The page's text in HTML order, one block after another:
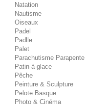
Natation
Nautisme
Oiseaux
Padel
Padlle
Palet
Parachutisme Parapente
Patin à glace
Pêche
Peinture & Sculpture
Pelote Basque
Photo & Cinéma